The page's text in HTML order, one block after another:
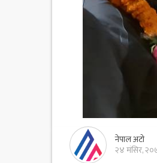
नेपाल अटो
२४ मंसिर,